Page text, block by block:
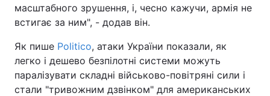
масштабного зрушення, і, чесно кажучи, армія не
встигає за ним", - додав він.
Як пише Politico, атаки України показали, як
легко і дешево безпілотні системи можуть
паралізувати складні військово-повітряні сили і
стали "тривожним дзвінком" для американських